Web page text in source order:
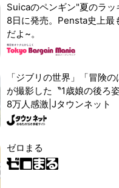
Suicaのペンギン"夏のラッ
8日に発売。Pensta史上最
だよ~。
「ジブリの世界」「冒険
が撮影した〝1歳娘の後ろ
8万人感激|Jタウンネット
ゼロまる